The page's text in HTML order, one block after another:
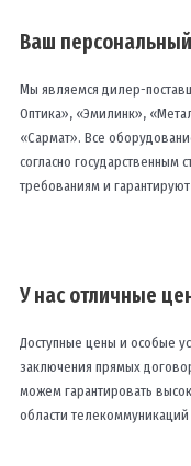
Ваш
Мы являемся дилер-
Оптика», «Эмилинк»,
«Сармат». Все
согласно государственным
требованиям и
У нас отличные
Доступные цены и особые
заключения прямых
можем гарантировать
области